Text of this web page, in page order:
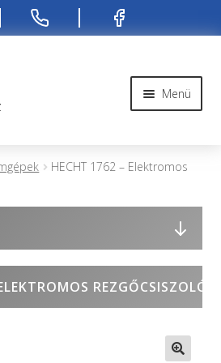
Menü
HECHT 1762 – Elektromos
REZGŐCSISZOLÓ